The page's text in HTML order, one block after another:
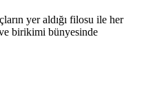
yer aldığı filosu ile her
birikimi bünyesinde